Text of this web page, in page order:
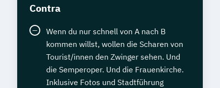
Contra
Wenn du nur schnell von A nach B
kommen willst, wollen die Scharen von
Tourist/innen den Zwinger sehen. Und
die Semperoper. Und die Frauenkirche.
Inklusive Fotos und Stadtführung